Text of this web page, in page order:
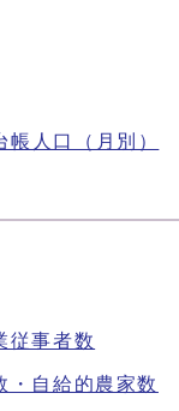
帳人口（月別）
従事者数
・自給的農家数